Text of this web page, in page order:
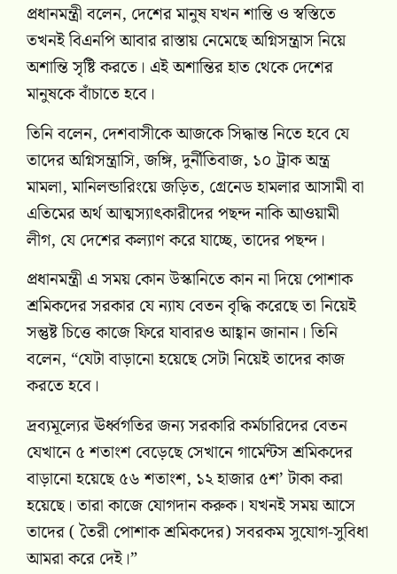
প্রধানমন্ত্রী বলেন, দেশের মানুষ যখন শান্তি ও স্বস্তিতে
তখনই বিএনপি আবার রাস্তায় নেমেছে অগ্নিসন্ত্রাস নিয়ে
অশান্তি সৃষ্টি করতে। এই অশান্তির হাত থেকে দেশের
মানুষকে বাঁচাতে হবে।
তিনি বলেন, দেশবাসীকে আজকে সিদ্ধান্ত নিতে হবে যে
তাদের অগ্নিসন্ত্রাসি, জঙ্গি, দুর্নীতিবাজ, ১০ ট্রাক অন্ত্র
মামলা, মানিলন্ডারিংয়ে জড়িত, গ্রেনেড হামলার আসামী বা
এতিমের অর্থ আত্মস্যাৎকারীদের পছন্দ নাকি আওয়ামী
লীগ, যে দেশের কল্যাণ করে যাচ্ছে, তাদের পছন্দ।
প্রধানমন্ত্রী এ সময় কোন উস্কানিতে কান না দিয়ে পোশাক
শ্রমিকদের সরকার যে ন্যায বেতন বৃদ্ধি করেছে তা নিয়েই
সন্তুষ্ট চিত্তে কাজে ফিরে যাবারও আহ্বান জানান। তিনি
বলেন, “যেটা বাড়ানো হয়েছে সেটা নিয়েই তাদের কাজ
করতে হবে।
দ্রব্যমূল্যের ঊর্ধ্বগতির জন্য সরকারি কর্মচারিদের বেতন
যেখানে ৫ শতাংশ বেড়েছে সেখানে গার্মেন্টস শ্রমিকদের
বাড়ানো হয়েছে ৫৬ শতাংশ, ১২ হাজার ৫শ’ টাকা করা
হয়েছে। তারা কাজে যোগদান করুক। যখনই সময় আসে
তাদের ( তৈরী পোশাক শ্রমিকদের) সবরকম সুযোগ-সুবিধা
আমরা করে দেই।”